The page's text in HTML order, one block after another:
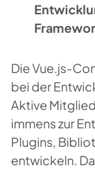
Die Vue.js-
bei der
Aktive
immens zur
Plugins,
entwickeln.